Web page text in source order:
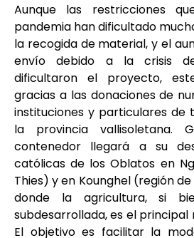
Aunque las restricciones
pandemia han dificultado
la recogida de material, y el
envío debido a la crisis
dificultaron el proyecto,
gracias a las donaciones de
instituciones y particulares de
la provincia vallisoletana.
contenedor llegará a su
católicas de los Oblatos en
Thies) y en Kounghel (región
donde la agricultura, si
subdesarrollada, es el
El objetivo es facilitar la